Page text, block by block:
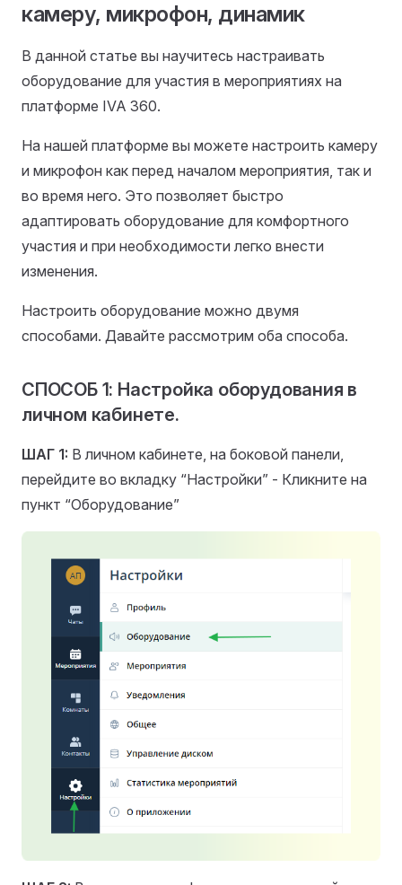
камеру, микрофон, динамик
В данной статье вы научитесь настраивать
оборудование для участия в мероприятиях на
платформе IVA 360.
На нашей платформе вы можете настроить камеру
и микрофон как перед началом мероприятия, так и
во время него. Это позволяет быстро
адаптировать оборудование для комфортного
участия и при необходимости легко внести
изменения.
Настроить оборудование можно двумя
способами. Давайте рассмотрим оба способа.
СПОСОБ 1: Настройка оборудования в
личном кабинете.
ШАГ 1: В личном кабинете, на боковой панели,
перейдите во вкладку “Настройки” - Кликните на
пункт “Оборудование”